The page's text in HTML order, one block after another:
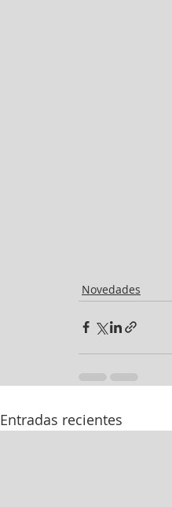
Novedades
Entradas recientes